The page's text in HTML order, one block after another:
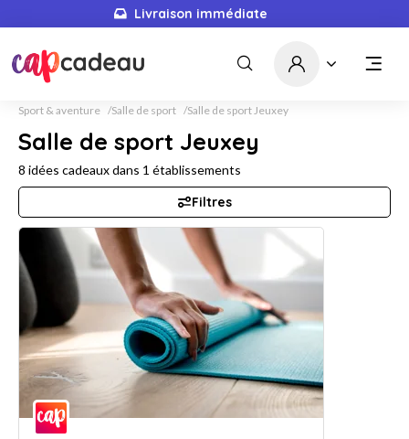
Livraison immédiate
Sport & aventure Salle de sport Salle de sport Jeuxey
Salle de sport Jeuxey
8 idées cadeaux dans 1 établissements
Filtres